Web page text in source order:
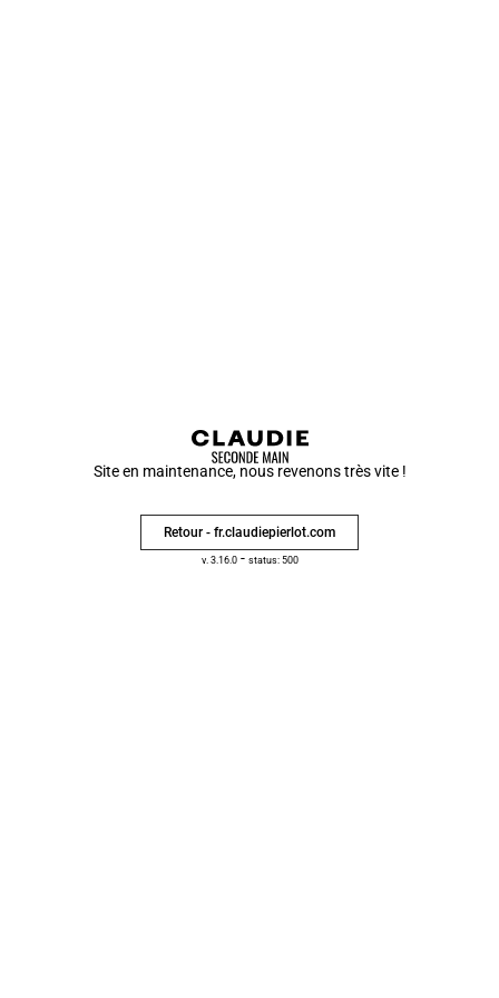
Site en maintenance, nous revenons très vite !
Retour - fr.claudiepierlot.com
v. 3.16.0- status: 500